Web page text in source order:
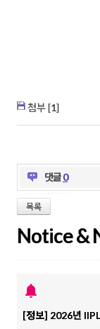
첨부 [1]
댓글0
목록
Notice &
notifications
[정보] 2026년